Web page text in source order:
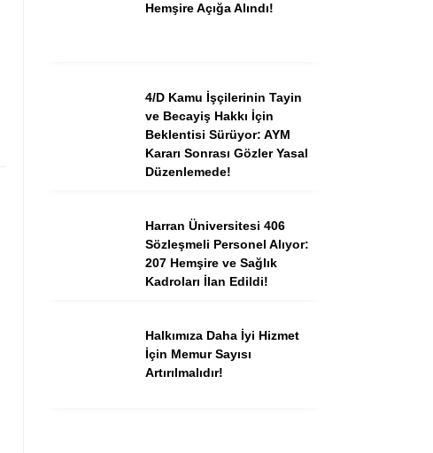
Hemşire Açığa Alındı!
4/D Kamu İşçilerinin Tayin
ve Becayiş Hakkı İçin
Beklentisi Sürüyor: AYM
Kararı Sonrası Gözler Yasal
Düzenlemede!
Harran Üniversitesi 406
Sözleşmeli Personel Alıyor:
207 Hemşire ve Sağlık
Kadroları İlan Edildi!
Halkımıza Daha İyi Hizmet
İçin Memur Sayısı
Artırılmalıdır!